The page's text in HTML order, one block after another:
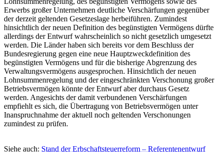
Erwerbs großer Unternehmen deutliche Verschärfungen gegenüber
der derzeit geltenden Gesetzeslage herbeiführen. Zumindest
hinsichtlich der neuen Definition des begünstigten Vermögens dürfte
allerdings der Entwurf wahrscheinlich so nicht gesetzlich umgesetzt
werden. Die Länder haben sich bereits vor dem Beschluss der
Bundesregierung gegen eine neue Hauptzweckdefinition des
begünstigten Vermögens und für die bisherige Abgrenzung des
Verwaltungsvermögens ausgesprochen. Hinsichtlich der neuen
Lohnsummenregelung und der eingeschränkten Verschonung großer
Betriebsvermögen könnte der Entwurf aber durchaus Gesetz
werden. Angesichts der damit verbundenen Verschärfungen
empfiehlt es sich, die Übertragung von Betriebsvermögen unter
Inanspruchnahme der aktuell noch geltenden Verschonungen
zumindest zu prüfen.
Siehe auch: Stand der Erbschaftsteuerreform – Referentenentwurf